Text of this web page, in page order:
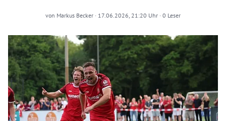
von Markus Becker · 17.06.2026, 21:20 Uhr · 0 Leser